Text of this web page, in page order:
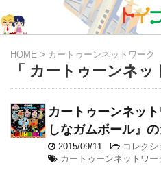
HOME > カートゥーンネットワーク
「 カートゥーンネ
カートゥーンネッ
しなガムボール』
2015/09/11 -コレクシ
カートゥーンネットワー